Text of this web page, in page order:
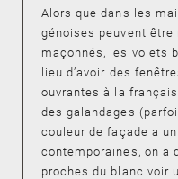
Alors que dans les
génoises peuvent être
maçonnés, les volets
lieu d’avoir des
ouvrantes à la
des galandages
couleur de façade a
contemporaines, on a
proches du blanc voir